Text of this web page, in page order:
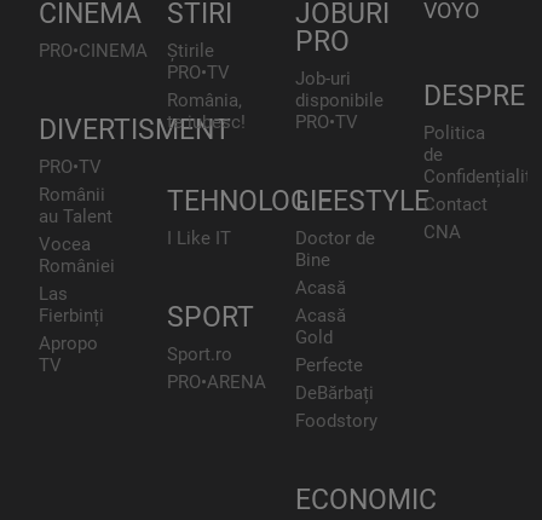
CINEMA
PRO•CINEMA
DIVERTISMENT
PRO•TV
Românii
au Talent
Vocea
României
Las
Fierbinți
Apropo
TV
STIRI
Știrile
PRO•TV
România,
te iubesc!
TEHNOLOGIE
I Like IT
SPORT
Sport.ro
PRO•ARENA
JOBURI
PRO
Job-uri
disponibile
PRO•TV
LIFESTYLE
Doctor de
Bine
Acasă
Acasă
Gold
Perfecte
DeBărbați
Foodstory
ECONOMIC
VOYO
DESPRE
Politica
de
Contact
CNA